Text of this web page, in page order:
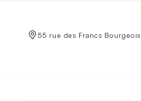
55 rue des Francs